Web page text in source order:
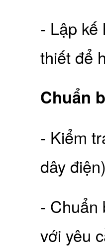
- Lập kế
thiết để
Chuẩn
- Kiểm
dây
- Chuẩn
với yêu